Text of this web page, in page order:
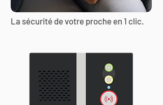
La sécurité de votre proche en 1 clic.